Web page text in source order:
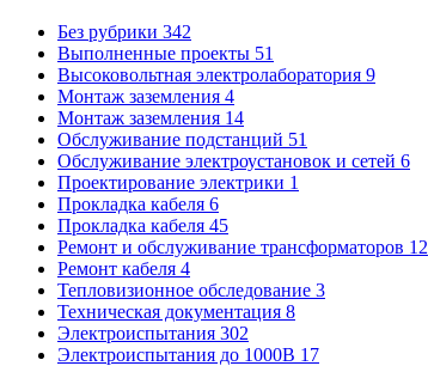
Без рубрики 342
Выполненные проекты 51
Высоковольтная электролаборатория 9
Монтаж заземления 4
Монтаж заземления 14
Обслуживание подстанций 51
Обслуживание электроустановок и сетей 6
Проектирование электрики 1
Прокладка кабеля 6
Прокладка кабеля 45
Ремонт и обслуживание трансформаторов 12
Ремонт кабеля 4
Тепловизионное обследование 3
Техническая документация 8
Электроиспытания 302
Электроиспытания до 1000В 17